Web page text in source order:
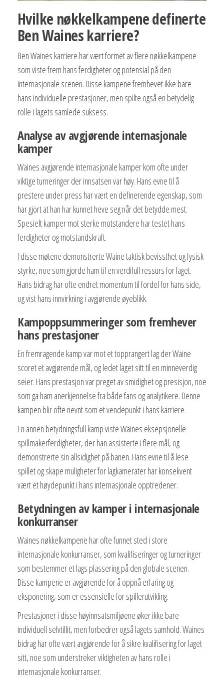
Hvilke nøkkelkampene definerte
Ben Waines karriere?
Ben Waines karriere har vært formet av flere nøkkelkampene
som viste frem hans ferdigheter og potensial på den
internasjonale scenen. Disse kampene fremhevet ikke bare
hans individuelle prestasjoner, men spilte også en betydelig
rolle i lagets samlede suksess.
Analyse av avgjørende internasjonale
kamper
Waines avgjørende internasjonale kamper kom ofte under
viktige turneringer der innsatsen var høy. Hans evne til å
prestere under press har vært en definerende egenskap, som
har gjort at han har kunnet heve seg når det betydde mest.
Spesielt kamper mot sterke motstandere har testet hans
ferdigheter og motstandskraft.
I disse møtene demonstrerte Waine taktisk bevissthet og fysisk
styrke, noe som gjorde ham til en verdifull ressurs for laget.
Hans bidrag har ofte endret momentum til fordel for hans side,
og vist hans innvirkning i avgjørende øyeblikk.
Kampoppsummeringer som fremhever
hans prestasjoner
En fremragende kamp var mot et topprangert lag der Waine
scoret et avgjørende mål, og ledet laget sitt til en minneverdig
seier. Hans prestasjon var preget av smidighet og presisjon, noe
som ga ham anerkjennelse fra både fans og analytikere. Denne
kampen blir ofte nevnt som et vendepunkt i hans karriere.
En annen betydningsfull kamp viste Waines eksepsjonelle
spillmakerferdigheter, der han assisterte i flere mål, og
demonstrerte sin allsidighet på banen. Hans evne til å lese
spillet og skape muligheter for lagkamerater har konsekvent
vært et høydepunkt i hans internasjonale opptredener.
Betydningen av kamper i internasjonale
konkurranser
Waines nøkkelkampene har ofte funnet sted i store
internasjonale konkurranser, som kvalifiseringer og turneringer
som bestemmer et lags plassering på den globale scenen.
Disse kampene er avgjørende for å oppnå erfaring og
eksponering, som er essensielle for spillerutvikling.
Prestasjoner i disse høyinnsatsmiljøene øker ikke bare
individuell selvtillit, men forbedrer også lagets samhold. Waines
bidrag har ofte vært avgjørende for å sikre kvalifisering for laget
sitt, noe som understreker viktigheten av hans rolle i
internasjonale konkurranser.